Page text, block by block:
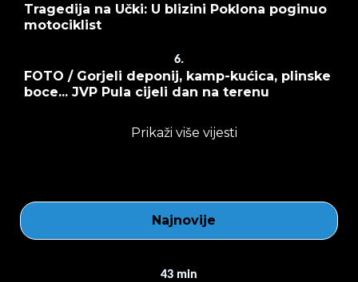
Tragedija na Učki: U blizini Poklona poginuo
motociklist
6.
FOTO / Gorjeli deponij, kamp-kućica, plinske
boce... JVP Pula cijeli dan na terenu
Prikaži više vijesti
Najnovije
43 min